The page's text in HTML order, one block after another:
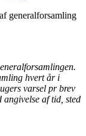
generalforsamling
hvert år i
varsel pr brev
angivelse af tid, sted